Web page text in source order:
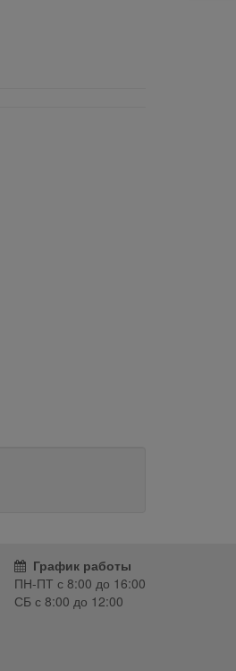
График работы
ПН-ПТ с8:00 до 16:00
СБ с8:00 до 12:00